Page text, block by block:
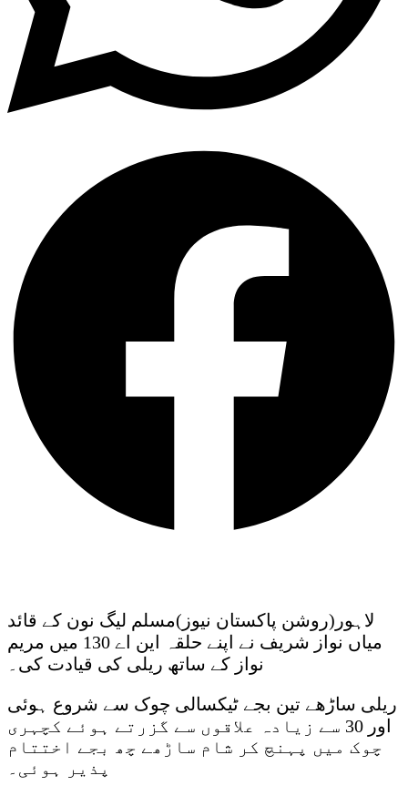
لاہور(روشن پاکستان نیوز)مسلم لیگ نون کے قائد
میاں نواز شریف نے اپنے حلقہ این اے 130 میں مریم
نواز کے ساتھ ریلی کی قیادت کی۔
ریلی ساڑھے تین بجے ٹیکسالی چوک سے شروع ہوئی
اور 30 سے زیادہ علاقوں سے گزرتے ہوئے کچہری
چوک میں پہنچ کر شام ساڑھے چھ بجے اختتام
پذیر ہوئی۔